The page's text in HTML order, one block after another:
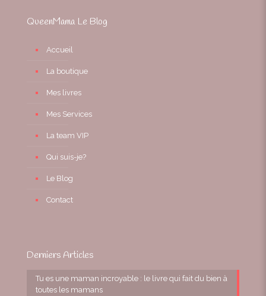
QueenMama Le Blog
Accueil
La boutique
Mes livres
Mes Services
La team VIP
Qui suis-je?
Le Blog
Contact
Derniers Articles
Tu es une maman incroyable : le livre qui fait du bien à
toutes les mamans